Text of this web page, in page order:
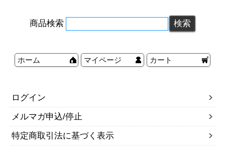
商品検索
ホーム マイページ カート
ログイン
メルマガ申込/停止
特定商取引法に基づく表示